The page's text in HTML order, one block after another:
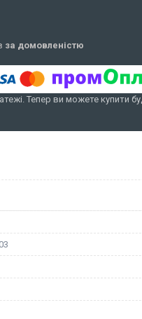
за домовленістю
Тепер ви можете купити